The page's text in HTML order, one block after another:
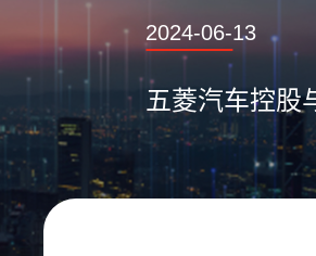
2024-06-13
五菱汽车控股